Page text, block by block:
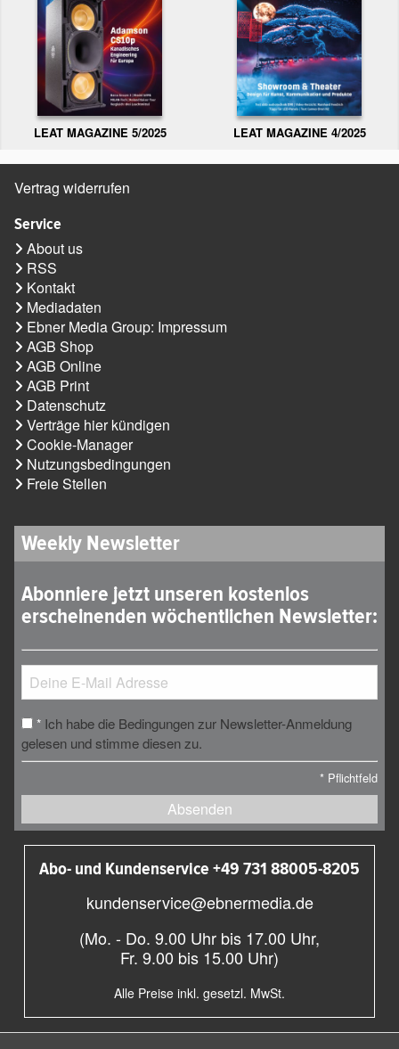
LEAT MAGAZINE 5/2025 LEAT MAGAZINE 4/2025
Vertrag widerrufen
Service
About us
RSS
Kontakt
Mediadaten
Ebner Media Group: Impressum
AGB Shop
AGB Online
AGB Print
Datenschutz
Verträge hier kündigen
Cookie-Manager
Nutzungsbedingungen
Freie Stellen
Weekly Newsletter
Abonniere jetzt unseren kostenlos
erscheinenden wöchentlichen Newsletter:
* Ich habe die Bedingungen zur Newsletter-Anmeldung
gelesen und stimme diesen zu.
* Pflichtfeld
Absenden
Abo- und Kundenservice +49 731 88005-8205
kundenservice@ebnermedia.de
(Mo. - Do. 9.00 Uhr bis 17.00 Uhr,
Fr. 9.00 bis 15.00 Uhr)
Alle Preise inkl. gesetzl. MwSt.